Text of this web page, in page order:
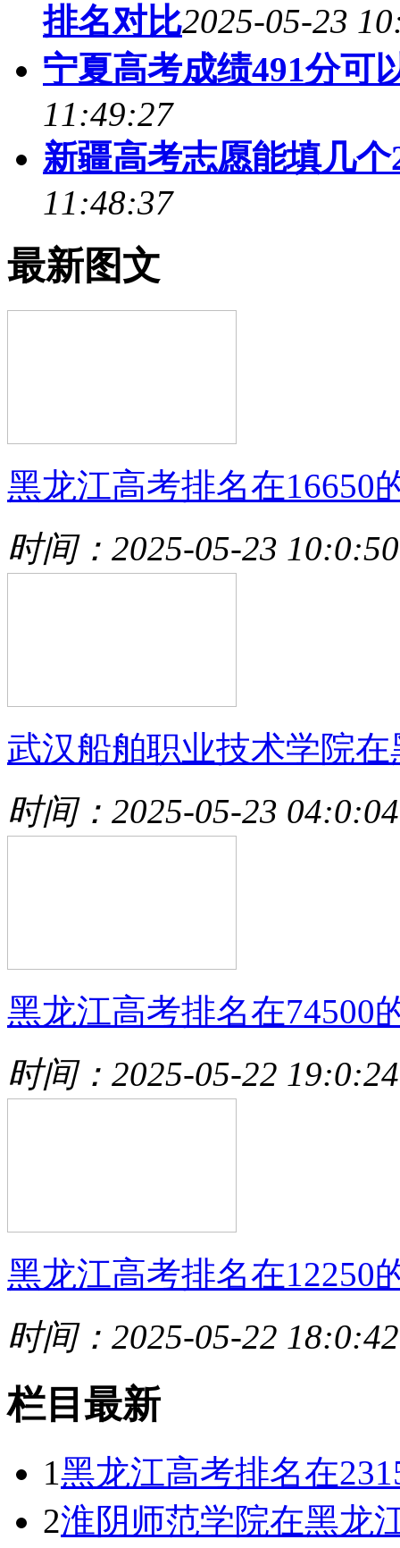
排名对比2025-05-23
宁夏高考成绩491分可
11:49:27
新疆高考志愿能填几
11:48:37
最新图文
黑龙江高考排名在16650
时间：2025-05-23 10:0:50
武汉船舶职业技术学院在
时间：2025-05-23 04:0:04
黑龙江高考排名在74500
时间：2025-05-22 19:0:24
黑龙江高考排名在12250
时间：2025-05-22 18:0:42
栏目最新
1黑龙江高考排名在
2淮阴师范学院在黑龙